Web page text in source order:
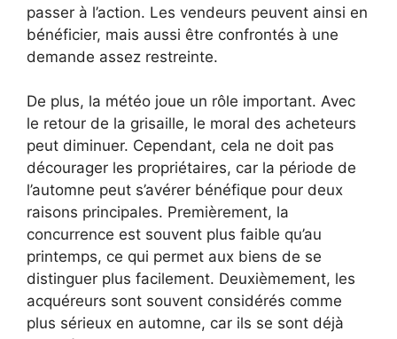
passer à l’action. Les vendeurs peuvent ainsi en
bénéficier, mais aussi être confrontés à une
demande assez restreinte.
De plus, la météo joue un rôle important. Avec
le retour de la grisaille, le moral des acheteurs
peut diminuer. Cependant, cela ne doit pas
décourager les propriétaires, car la période de
l’automne peut s’avérer bénéfique pour deux
raisons principales. Premièrement, la
concurrence est souvent plus faible qu’au
printemps, ce qui permet aux biens de se
distinguer plus facilement. Deuxièmement, les
acquéreurs sont souvent considérés comme
plus sérieux en automne, car ils se sont déjà